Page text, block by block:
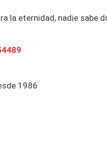
la eternidad, nadie sabe
1986